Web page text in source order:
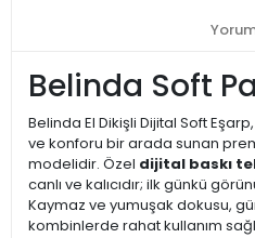
Belinda Soft
Belinda El Dikişli Dijital Soft
ve konforu bir arada sunan
modelidir. Özel dijital baskı
canlı ve kalıcıdır; ilk günkü
Kaymaz ve yumuşak dokusu,
kombinlerde rahat kullanım